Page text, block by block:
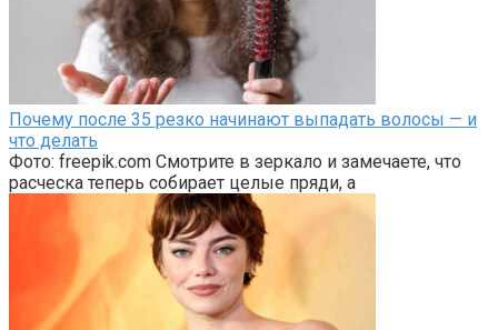
Почему после 35 резко начинают выпадать волосы — и
что делать
Фото: freepik.com Смотрите в зеркало и замечаете, что
расческа теперь собирает целые пряди, а